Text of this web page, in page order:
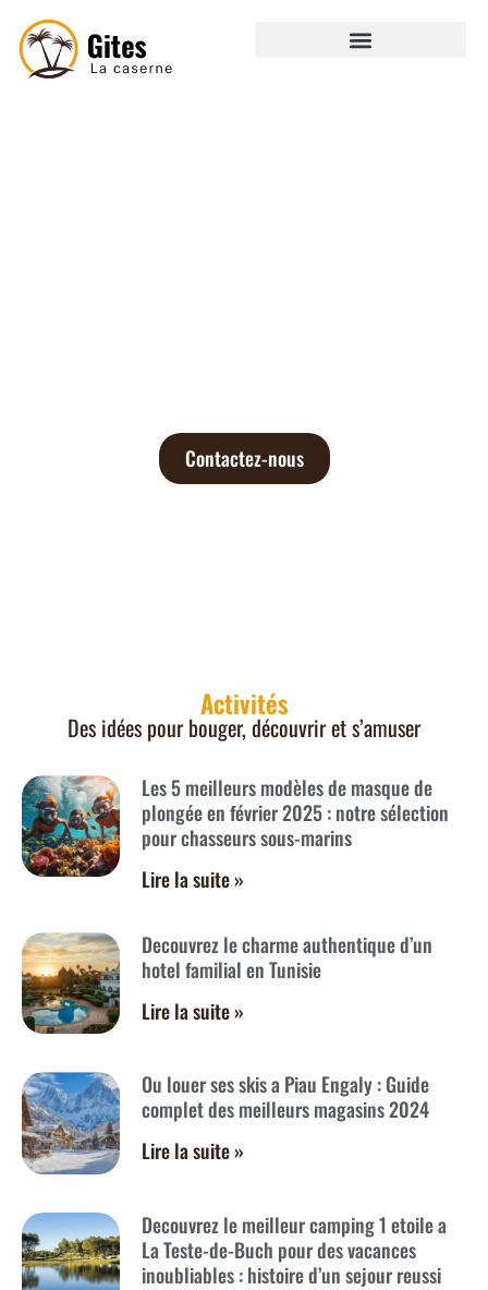
Contactez-nous
Activités
Des idées pour bouger, découvrir et s’amuser
Les 5 meilleurs modèles de masque de
plongée en février 2025 : notre sélection
pour chasseurs sous-marins
Lire la suite »
Decouvrez le charme authentique d’un
hotel familial en Tunisie
Lire la suite »
Ou louer ses skis a Piau Engaly : Guide
complet des meilleurs magasins 2024
Lire la suite »
Decouvrez le meilleur camping 1 etoile a
La Teste-de-Buch pour des vacances
inoubliables : histoire d’un sejour reussi